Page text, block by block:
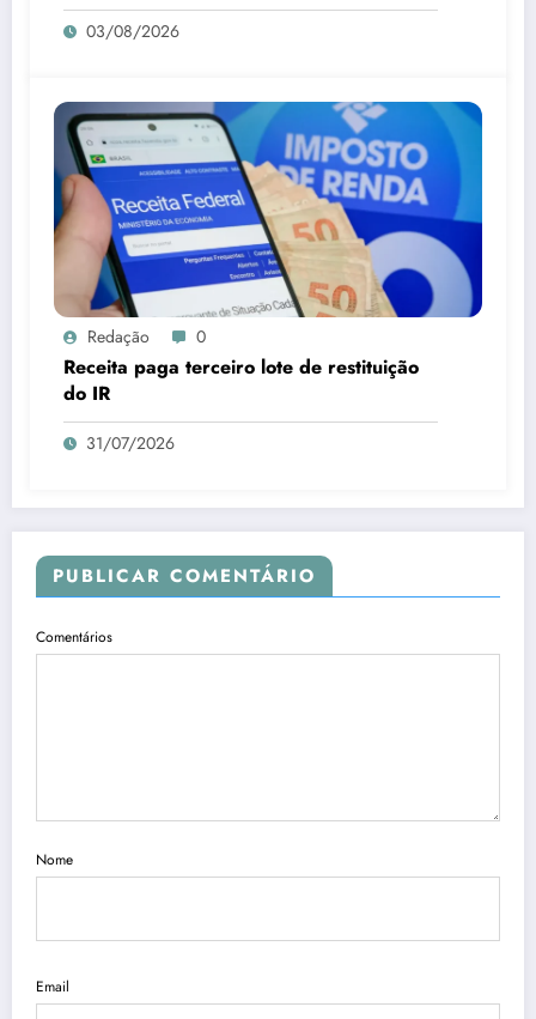
03/08/2026
Redação 0
Receita paga terceiro lote de restituição
do IR
31/07/2026
PUBLICAR COMENTÁRIO
Comentários
Nome
Email